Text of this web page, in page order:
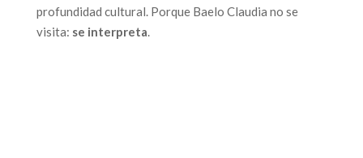
profundidad cultural. Porque Baelo Claudia no se
visita: se interpreta.